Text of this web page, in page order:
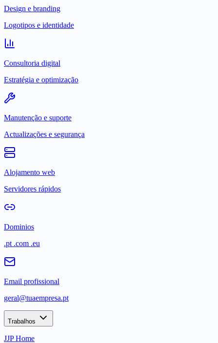
Design e branding
Logotipos e identidade
Consultoria digital
Estratégia e optimização
Manutenção e suporte
Actualizações e segurança
Alojamento web
Servidores rápidos
Dominios
.pt .com .eu
Email profissional
geral@tuaempresa.pt
Trabalhos
JJP Home